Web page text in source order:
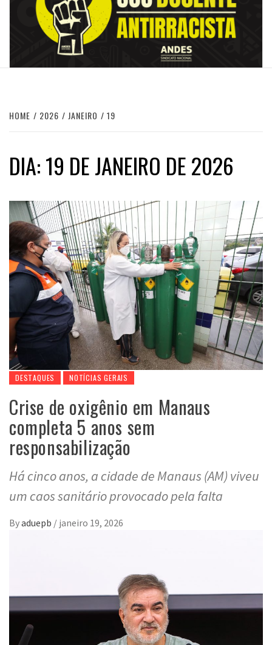
HOME 2026 JANEIRO 19
DIA:19 DE JANEIRO DE 2026
DESTAQUES NOTÍCIAS GERAIS
Crise de oxigênio em Manaus
completa 5 anos sem
responsabilização
Há cinco anos, a cidade de Manaus (AM) viveu
um caos sanitário provocado pela falta
Byaduepb / janeiro 19, 2026